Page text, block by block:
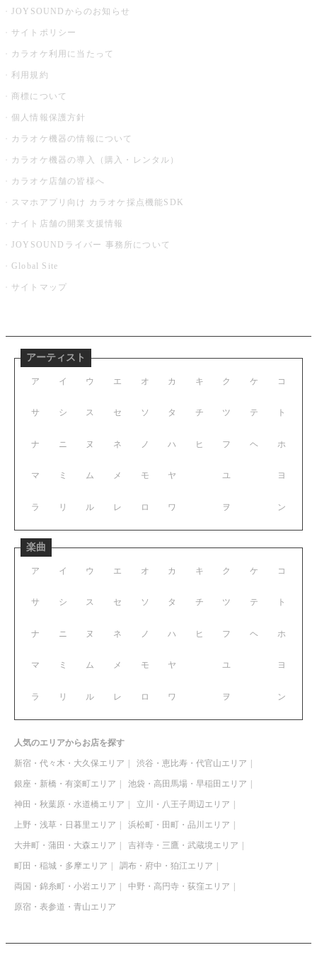
JOYSOUNDからのお知らせ
サイトポリシー
カラオケ利用に当たって
利用規約
商標について
個人情報保護方針
カラオケ機器の情報について
カラオケ機器の導入（購入・レンタル）
カラオケ店舗の皆様へ
スマホアプリ向け カラオケ採点機能SDK
ナイト店舗の開業支援情報
JOYSOUNDライバー 事務所について
Global Site
サイトマップ
アーティスト
ア イ ウ エ オ
サ シ ス セ ソ
ナ ニ ヌ ネ ノ
マ ミ ム メ モ
ラ リ ル レ ロ
カ キ ク ケ コ
タ チ ツ テ ト
ハ ヒ フ ヘ ホ
ヤ ユ ヨ
ワ ヲ ン
楽曲
ア イ ウ エ オ
サ シ ス セ ソ
ナ ニ ヌ ネ ノ
マ ミ ム メ モ
ラ リ ル レ ロ
カ キ ク ケ コ
タ チ ツ テ ト
ハ ヒ フ ヘ ホ
ヤ ユ ヨ
ワ ヲ ン
人気のエリアからお店を探す
新宿・代々木・大久保エリア 渋谷・恵比寿・代官山エリア
銀座・新橋・有楽町エリア 池袋・高田馬場・早稲田エリア
神田・秋葉原・水道橋エリア 立川・八王子周辺エリア
上野・浅草・日暮里エリア 浜松町・田町・品川エリア
大井町・蒲田・大森エリア 吉祥寺・三鷹・武蔵境エリア
町田・稲城・多摩エリア 調布・府中・狛江エリア
両国・錦糸町・小岩エリア 中野・高円寺・荻窪エリア
原宿・表参道・青山エリア